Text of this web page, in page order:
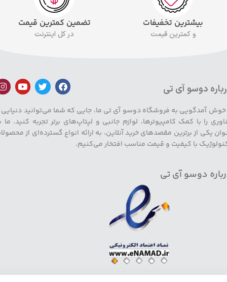
بیشترین تخفیفات
و کمترین قیمت
تضمین کمترین قیمت
در کل اینترنت
دوسو آی تی
خوش آمدگویی به فروشگاه دوسو آی تی ما، جایی که شما می‌توانید دنیایی
را با کمک کامپیوترها، لوازم جانبی و لپتاپ‌های برتر تجربه کنید. ما
یکی از برترین مقصدهای خرید آنلاین، به ارائه انواع گسترده‌ای از
با کیفیت و قیمت مناسب افتخار می‌کنیم.
دوسو آی تی